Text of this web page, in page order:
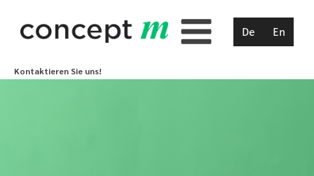
De En
Kontaktieren Sie uns!